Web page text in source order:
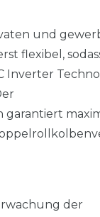
und
flexibel,
Inverter
der